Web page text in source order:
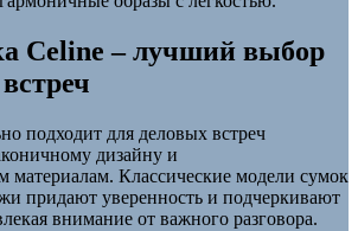
Celine – лучший выбор
подходит для деловых встреч
дизайну и
материалам. Классические модели сумок
придают уверенность и подчеркивают
внимание от важного разговора.